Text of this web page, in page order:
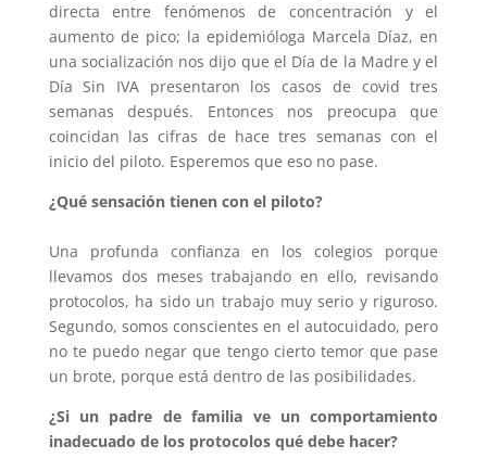
directa entre fenómenos de concentración y el
aumento de pico; la epidemióloga Marcela Díaz, en
una socialización nos dijo que el Día de la Madre y el
Día Sin IVA presentaron los casos de covid tres
semanas después. Entonces nos preocupa que
coincidan las cifras de hace tres semanas con el
inicio del piloto. Esperemos que eso no pase.
¿Qué sensación tienen con el piloto?
Una profunda confianza en los colegios porque
llevamos dos meses trabajando en ello, revisando
protocolos, ha sido un trabajo muy serio y riguroso.
Segundo, somos conscientes en el autocuidado, pero
no te puedo negar que tengo cierto temor que pase
un brote, porque está dentro de las posibilidades.
¿Si un padre de familia ve un comportamiento
inadecuado de los protocolos qué debe hacer?